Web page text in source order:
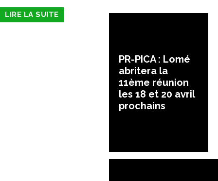
LIRE LA SUITE
PR-PICA : Lomé
abritera la
11ème réunion
les 18 et 20 avril
prochains